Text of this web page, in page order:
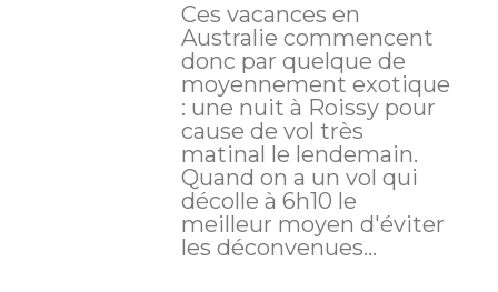
Ces vacances en
Australie commencent
donc par quelque de
moyennement exotique
: une nuit à Roissy pour
cause de vol très
matinal le lendemain.
Quand on a un vol qui
décolle à 6h10 le
meilleur moyen d'éviter
les déconvenues...